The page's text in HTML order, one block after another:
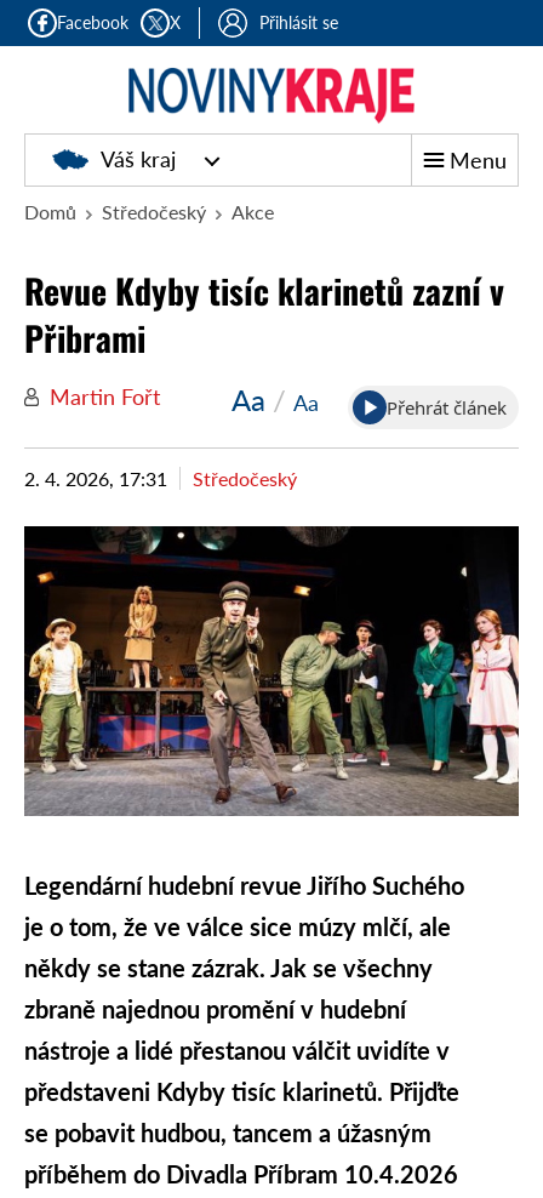
Facebook X Přihlásit se
Noviny
kraje
Váš kraj Menu
Domů Středočeský Akce
Revue Kdyby tisíc klarinetů zazní v
Přibrami
Martin Fořt Aa / Aa Přehrát článek
2. 4. 2026, 17:31 Středočeský
Legendární hudební revue Jiřího Suchého
je o tom, že ve válce sice múzy mlčí, ale
někdy se stane zázrak. Jak se všechny
zbraně najednou promění v hudební
nástroje a lidé přestanou válčit uvidíte v
představeni Kdyby tisíc klarinetů. Přijďte
se pobavit hudbou, tancem a úžasným
příběhem do Divadla Příbram 10.4.2026